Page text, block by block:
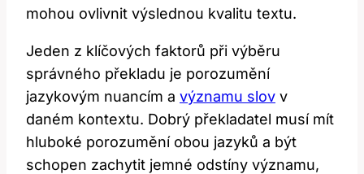
mohou ovlivnit výslednou kvalitu textu.
Jeden z klíčových ⁢faktorů při výběru
⁤správného překladu je‍ porozumění
jazykovým nuancím a významu slov v
daném ⁤kontextu. Dobrý překladatel musí mít
hluboké porozumění obou jazyků​ a být ​
schopen zachytit jemné⁢ odstíny významu,